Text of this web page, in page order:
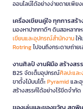
ออนไลน์ได้อย่างง่ายดายเพีย
เครื่องเขียนคู่ใจ ทุกการสร้
มองหาปากกาดีๆ ดินสอหลาก
เขียนและอุปกรณ์สำนักงานใ
Rotringไปจนถึงกระดาษถ่าย
งานศิลป์ งานฝีมือ สร้างสร
B2S จัดเต็มอุปกรณ์ศิลปะแล
ขาตั้งไม้บนโต๊ะPyramidและ
สร้างสรรค์ได้อย่างไร้ขีดจำกัด
ของเล่นและของขวัญ สุดพิ